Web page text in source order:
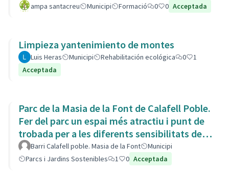
ampa santacreu Municipi Formació 0 0 Acceptada
Limpieza yantenimiento de montes
Luis Heras Municipi Rehabilitación ecológica 0
1
Acceptada
Parc de la Masia de la Font de Calafell Poble.
Fer del parc un espai més atractiu i punt de
trobada per a les diferents sensibilitats del
barri.Barri Calafell poble. Masia de la Font
Municipi
Parcs i Jardins Sostenibles
1 0 Acceptada